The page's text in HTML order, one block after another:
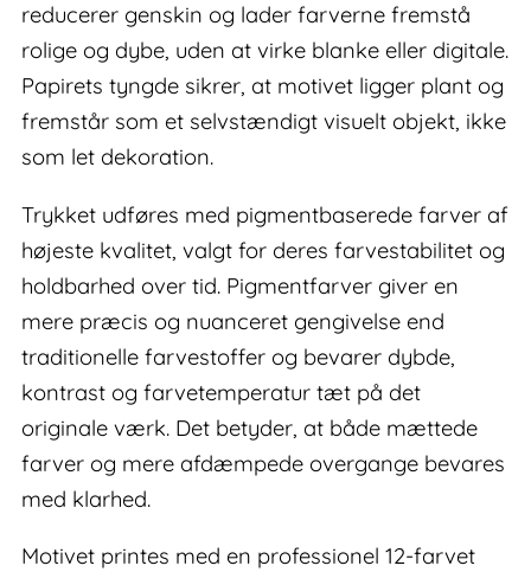
reducerer genskin og lader farverne fremstå
rolige og dybe, uden at virke blanke eller digitale.
Papirets tyngde sikrer, at motivet ligger plant og
fremstår som et selvstændigt visuelt objekt, ikke
som let dekoration.
Trykket udføres med pigmentbaserede farver af
højeste kvalitet, valgt for deres farvestabilitet og
holdbarhed over tid. Pigmentfarver giver en
mere præcis og nuanceret gengivelse end
traditionelle farvestoffer og bevarer dybde,
kontrast og farvetemperatur tæt på det
originale værk. Det betyder, at både mættede
farver og mere afdæmpede overgange bevares
med klarhed.
Motivet printes med en professionel 12-farvet